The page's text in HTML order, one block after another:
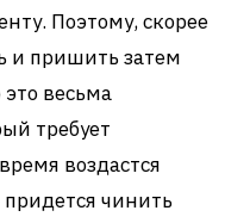
Поэтому, скорее
и пришить затем
весьма
требует
воздастся
чинить